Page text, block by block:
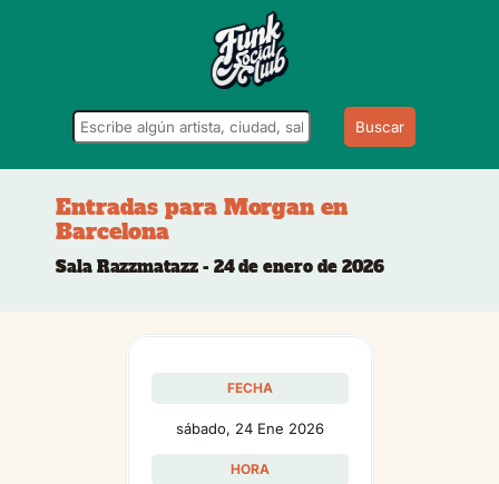
Buscar
Entradas para Morgan en
Barcelona
Sala Razzmatazz - 24 de enero de 2026
FECHA
sábado, 24 Ene 2026
HORA